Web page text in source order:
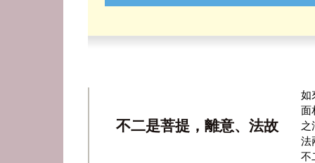
不二是菩提，離意、法故
如
面
之
法
不